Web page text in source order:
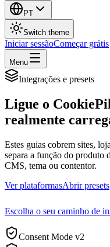
PT
Switch theme
Iniciar sessãoComeçar grátis
Menu
Integrações e presets
Ligue o
realmente
Estes guias cobrem sites,
separa a função do produto
CMS, tema ou contentor.
Ver plataformasAbrir presets
Escolha o seu caminho de
Consent Mode v2